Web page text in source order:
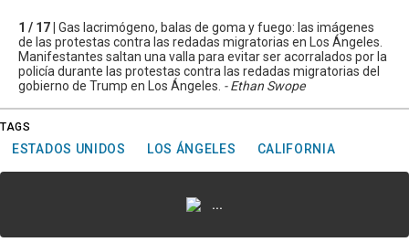
1 / 17 | Gas lacrimógeno, balas de goma y fuego: las imágenes
de las protestas contra las redadas migratorias en Los Ángeles.
Manifestantes saltan una valla para evitar ser acorralados por la
policía durante las protestas contra las redadas migratorias del
gobierno de Trump en Los Ángeles. - Ethan Swope
TAGS
ESTADOS UNIDOS LOS ÁNGELES CALIFORNIA
...